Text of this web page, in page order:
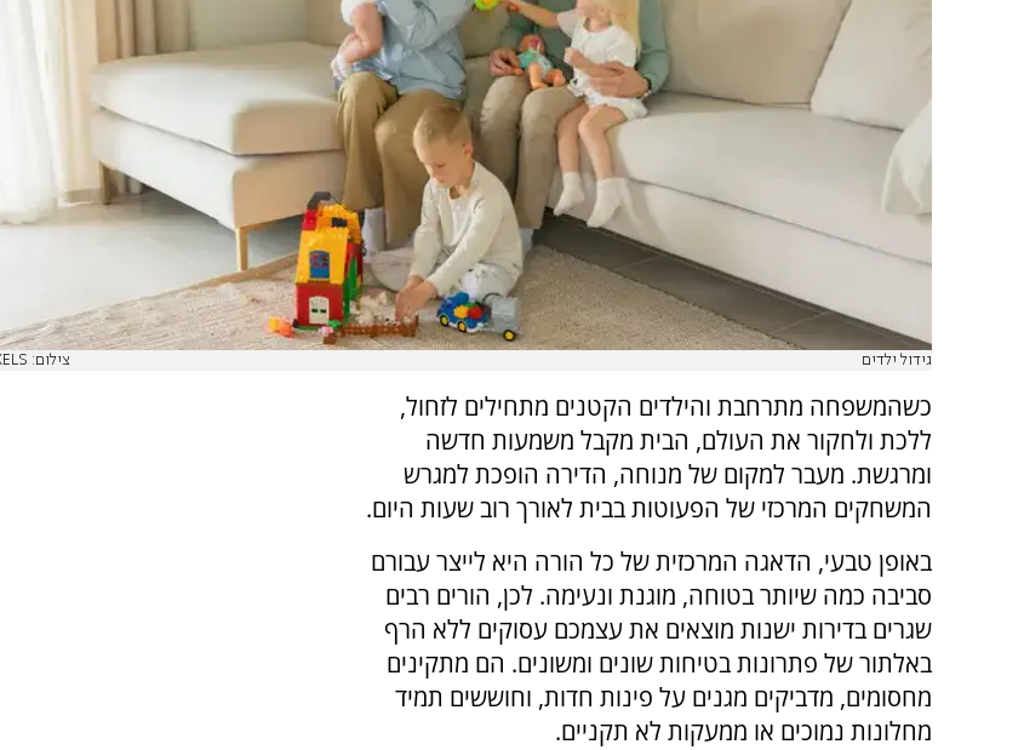
גידול ילדים צילום: PEXELS
כשהמשפחה מתרחבת והילדים הקטנים מתחילים לזחול,
ללכת ולחקור את העולם, הבית מקבל משמעות חדשה
ומרגשת. מעבר למקום של מנוחה, הדירה הופכת למגרש
המשחקים המרכזי של הפעוטות בבית לאורך רוב שעות היום.
באופן טבעי, הדאגה המרכזית של כל הורה היא לייצר עבורם
סביבה כמה שיותר בטוחה, מוגנת ונעימה. לכן, הורים רבים
שגרים בדירות ישנות מוצאים את עצמכם עסוקים ללא הרף
באלתור של פתרונות בטיחות שונים ומשונים. הם מתקינים
מחסומים, מדביקים מגנים על פינות חדות, וחוששים תמיד
מחלונות נמוכים או ממעקות לא תקניים.